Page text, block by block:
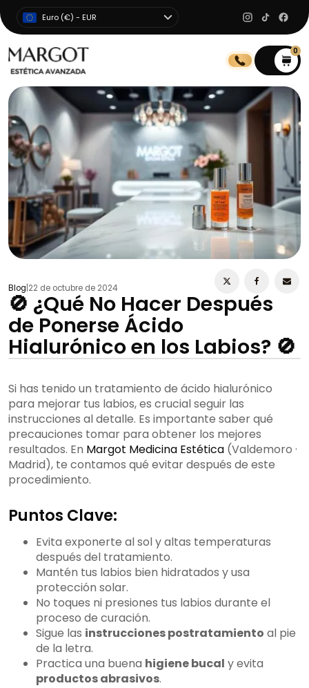
Euro (€) - EUR
0
Blog 22 de octubre de 2024
🚫 ¿Qué No Hacer Después
de Ponerse Ácido
Hialurónico en los Labios? 🚫
Si has tenido un tratamiento de ácido hialurónico
para mejorar tus labios, es crucial seguir las
instrucciones al detalle. Es importante saber qué
precauciones tomar para obtener los mejores
resultados. En Margot Medicina Estética (Valdemoro ·
Madrid), te contamos qué evitar después de este
procedimiento.
Puntos Clave:
Evita exponerte al sol y altas temperaturas
después del tratamiento.
Mantén tus labios bien hidratados y usa
protección solar.
No toques ni presiones tus labios durante el
proceso de curación.
Sigue las instrucciones postratamiento al pie
de la letra.
Practica una buena higiene bucal y evita
productos abrasivos.